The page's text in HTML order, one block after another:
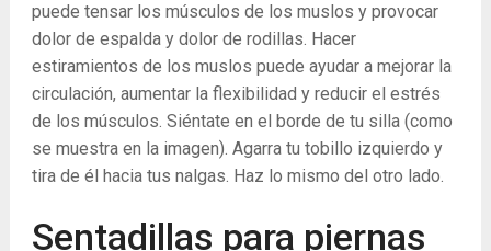
puede tensar los músculos de los muslos y provocar
dolor de espalda y dolor de rodillas. Hacer
estiramientos de los muslos puede ayudar a mejorar la
circulación, aumentar la flexibilidad y reducir el estrés
de los músculos. Siéntate en el borde de tu silla (como
se muestra en la imagen). Agarra tu tobillo izquierdo y
tira de él hacia tus nalgas. Haz lo mismo del otro lado.
Sentadillas para piernas